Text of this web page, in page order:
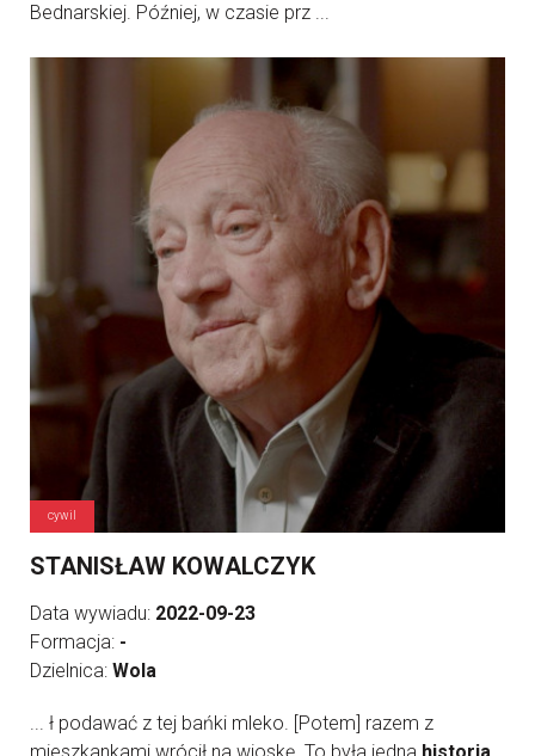
Bednarskiej. Później, w czasie prz ...
cywil
STANISŁAW KOWALCZYK
Data wywiadu: 2022-09-23
Formacja: -
Dzielnica: Wola
... ł podawać z tej bańki mleko. [Potem] razem z